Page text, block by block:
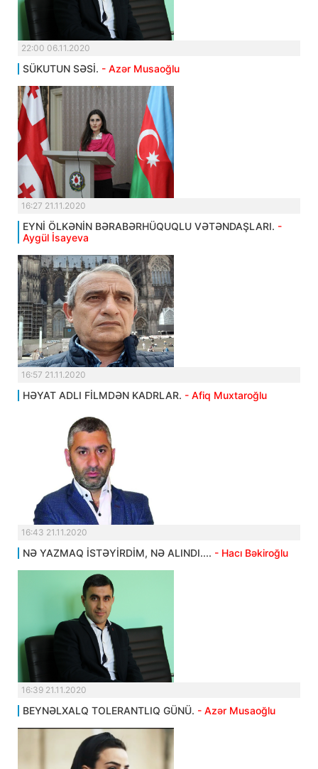
22:00 06.11.2020
SÜKUTUN SƏSİ. - Azər Musaoğlu
16:27 21.11.2020
EYNİ ÖLKƏNİN BƏRABƏRHÜQUQLU VƏTƏNDAŞLARI. -
Aygül İsayeva
16:57 21.11.2020
HƏYAT ADLI FİLMDƏN KADRLAR. - Afiq Muxtaroğlu
16:43 21.11.2020
NƏ YAZMAQ İSTƏYİRDİM, NƏ ALINDI.... - Hacı Bəkiroğlu
16:39 21.11.2020
BEYNƏLXALQ TOLERANTLIQ GÜNÜ. - Azər Musaoğlu